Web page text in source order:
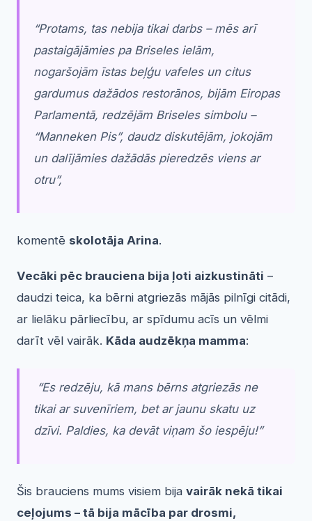
“Protams, tas nebija tikai darbs – mēs arī
pastaigājāmies pa Briseles ielām,
nogaršojām īstas beļģu vafeles un citus
gardumus dažādos restorānos, bijām Eiropas
Parlamentā, redzējām Briseles simbolu –
“Manneken Pis”, daudz diskutējām, jokojām
un dalījāmies dažādās pieredzēs viens ar
otru”,
komentē skolotāja Arina.
Vecāki pēc brauciena bija ļoti aizkustināti –
daudzi teica, ka bērni atgriezās mājās pilnīgi citādi,
ar lielāku pārliecību, ar spīdumu acīs un vēlmi
darīt vēl vairāk. Kāda audzēkņa mamma:
“Es redzēju, kā mans bērns atgriezās ne
tikai ar suvenīriem, bet ar jaunu skatu uz
dzīvi. Paldies, ka devāt viņam šo iespēju!”
Šis brauciens mums visiem bija vairāk nekā tikai
ceļojums – tā bija mācība par drosmi,